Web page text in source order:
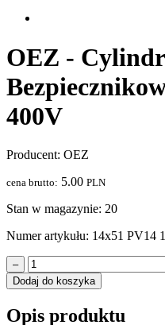
OEZ -
400V
Producent: OEZ
cena brutto: 5.00 PLN
Stan w magazynie: 20
Numer artykułu: 14x51 PV14
–
Dodaj do koszyka
Opis produktu